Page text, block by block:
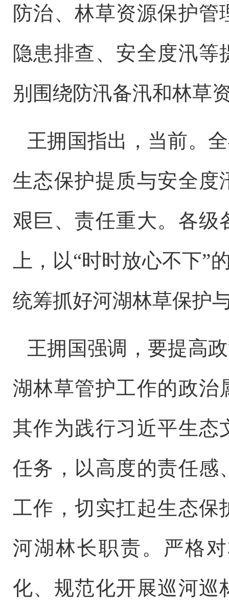
防治、林草资源保护
隐患排查、安全度汛
别围绕防汛备汛和林草
王拥国指出，当前。
生态保护提质与安全度
艰巨、责任重大。各级
上，以“时时放心不下”
统筹抓好河湖林草保护
王拥国强调，要提高
湖林草管护工作的政治
其作为践行习近平生态
任务，以高度的责任感
工作，切实扛起生态保
河湖林长职责。严格
化、规范化开展巡河巡